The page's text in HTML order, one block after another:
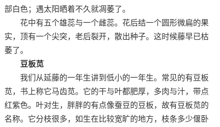
部白色；遇太阳晒着不久就凋萎了。
花中有五个雄蕊与一个雌蕊。花后结一个圆形微扁的果
实，顶有一个尖突，老后裂开，散出种子。这时候藤早已枯
萎了。
豆板苋
我们从延藤的一年生讲到低小的一年生。常见的有豆板
苋，书上称它马齿苋。它的干与叶都肥厚，多肉与汁，带点
红紫色。叶对生，胖胖的有点像蚕豆的豆板，故有豆板苋的
名称。它分枝很多，如生在比较宽旷的地方，枝条多少偃卧